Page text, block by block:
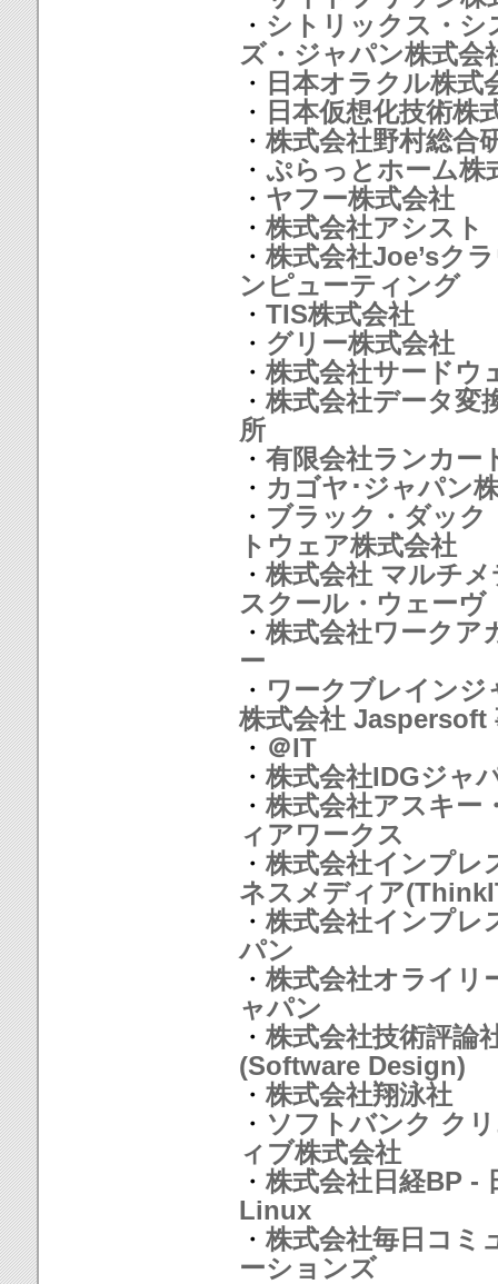
・ シトリックス・シ
ズ・ジャパン株式会
・ 日本オラクル株式
・ 日本仮想化技術株
・ 株式会社野村総合
・ ぷらっとホーム株
・ ヤフー株式会社
・ 株式会社アシスト
・ 株式会社Joe’sク
ンピューティング
・ TIS株式会社
・ グリー株式会社
・ 株式会社サードウ
・ 株式会社データ変
所
・ 有限会社ランカー
・ カゴヤ･ジャパン
・ ブラック・ダック
トウェア株式会社
・ 株式会社 マルチ
スクール・ウェーヴ
・ 株式会社ワークア
ー
・ ワークブレインジ
株式会社 Jaspersoft
・ ＠IT
・ 株式会社IDGジャ
・ 株式会社アスキー
ィアワークス
・ 株式会社インプレ
ネスメディア
・ 株式会社インプレ
パン
・ 株式会社オライリ
ャパン
・ 株式会社技術評論
(Software Design)
・ 株式会社翔泳社
・ ソフトバンク ク
ィブ株式会社
・ 株式会社日経BP -
Linux
・ 株式会社毎日コミ
ーションズ